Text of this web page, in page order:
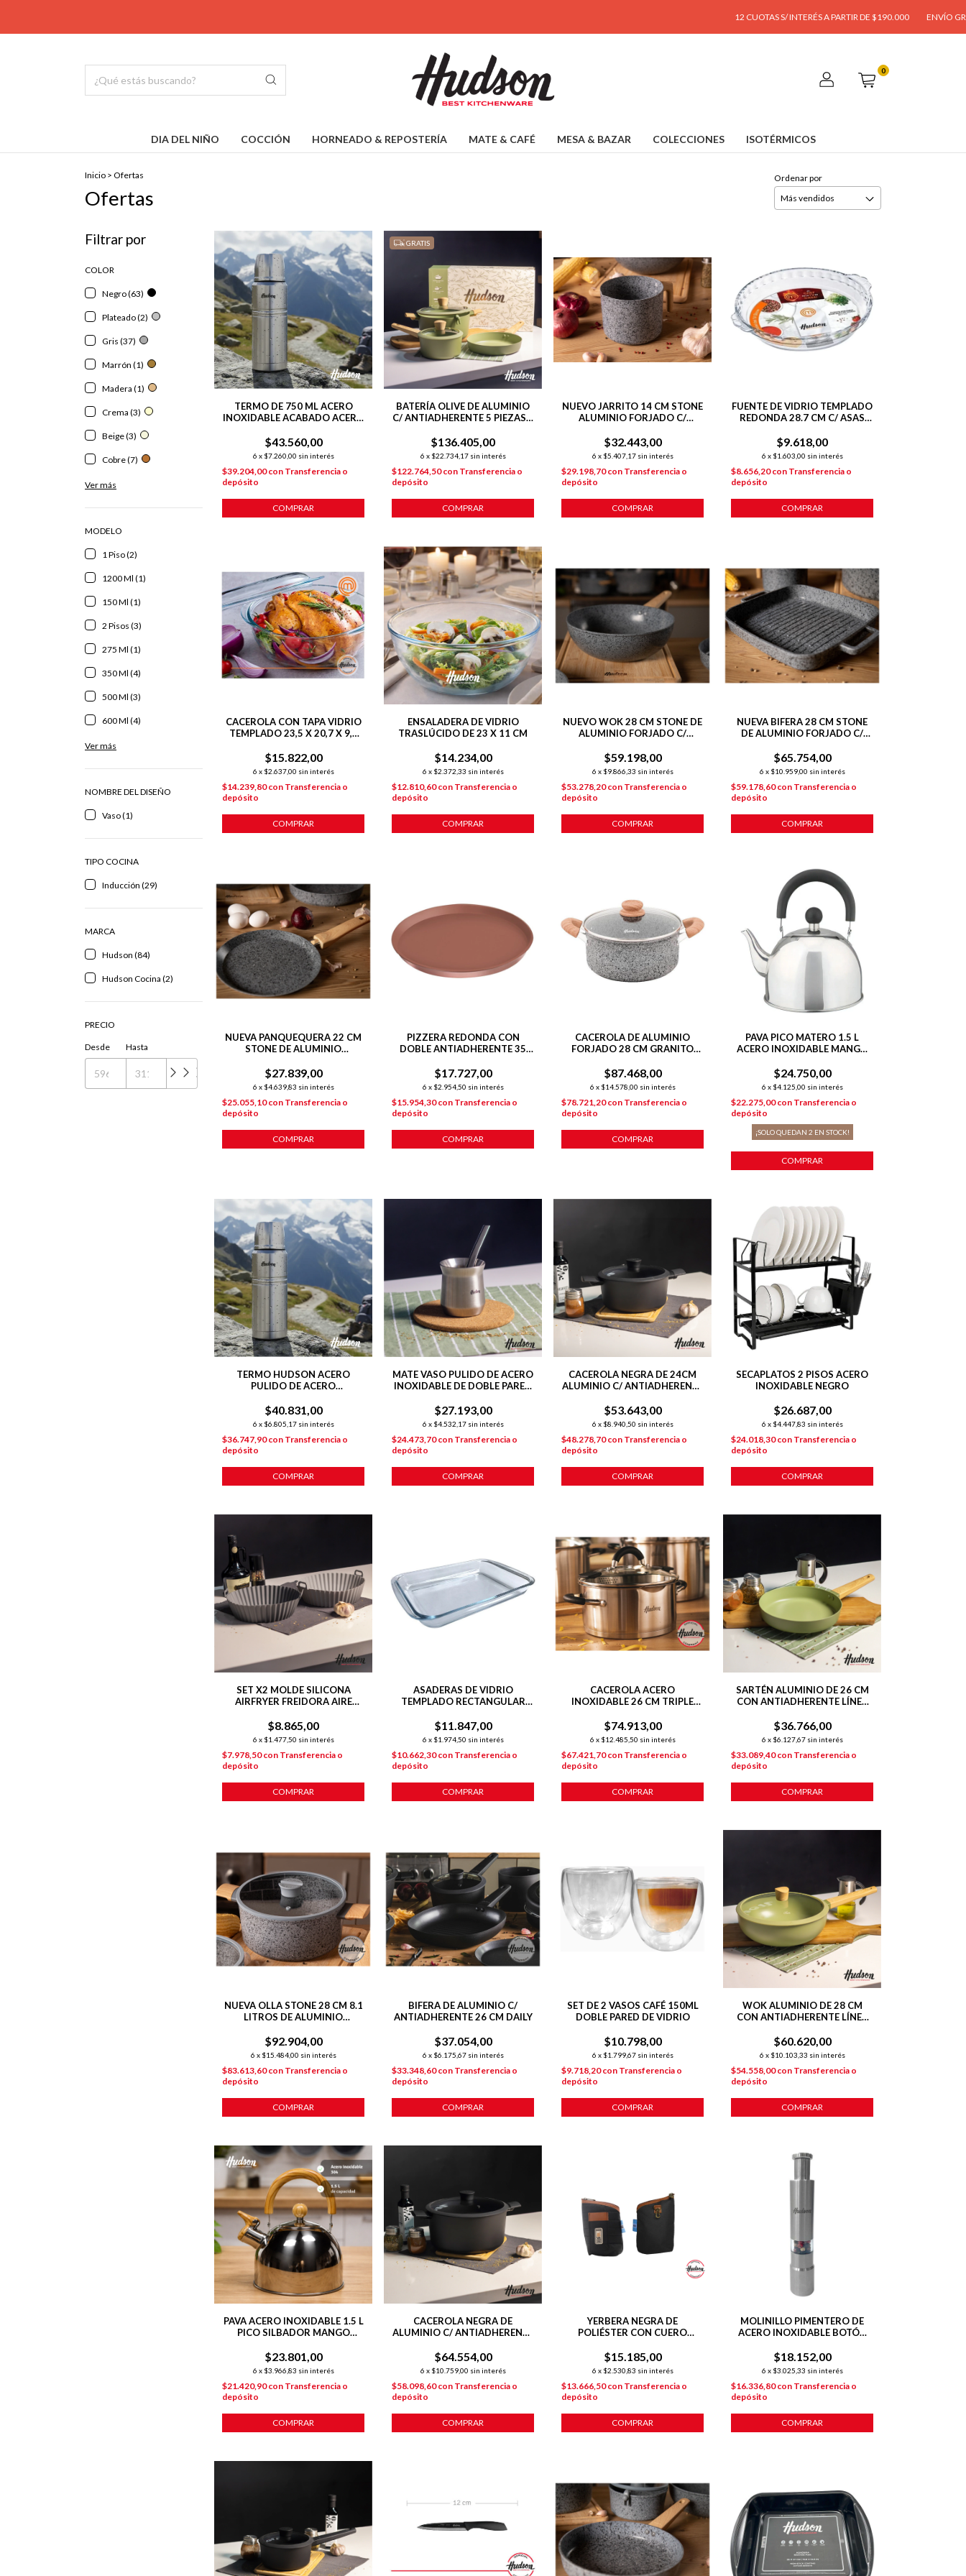
12 CUOTAS S/ INTERÉS A PARTIR DE $190.000 ENVÍO GRATIS A PARTIR DE
0
DIA DEL NIÑO COCCIÓN HORNEADO & REPOSTERÍA MATE & CAFÉ MESA & BAZAR COLECCIONES ISOTÉRMICOS
Inicio > Ofertas
Ofertas
Ordenar por
Filtrar por
COLOR
Negro (63)
Plateado (2)
Gris (37)
Marrón (1)
Madera (1)
Crema (3)
Beige (3)
Cobre (7)
Ver más
MODELO
1 Piso (2)
1200 Ml (1)
150 Ml (1)
2 Pisos (3)
275 Ml (1)
350 Ml (4)
500 Ml (3)
600 Ml (4)
Ver más
NOMBRE DEL DISEÑO
Vaso (1)
TIPO COCINA
Inducción (29)
MARCA
Hudson (84)
Hudson Cocina (2)
PRECIO
Desde Hasta
TERMO DE 750 ML ACERO
INOXIDABLE ACABADO ACERO
$43.560,00
6 x $7.260,00 sin interés
$39.204,00con Transferencia o
depósito
COMPRAR
GRATIS
BATERÍA OLIVE DE ALUMINIO
C/ ANTIADHERENTE 5 PIEZAS +
$136.405,00
6 x $22.734,17 sin interés
$122.764,50con Transferencia o
depósito
COMPRAR
NUEVO JARRITO 14 CM STONE
ALUMINIO FORJADO C/
INDUCCION
$32.443,00
6 x $5.407,17 sin interés
$29.198,70con Transferencia o
depósito
COMPRAR
FUENTE DE VIDRIO TEMPLADO
REDONDA 28.7 CM C/ ASAS
$9.618,00
6 x $1.603,00 sin interés
$8.656,20con Transferencia o
depósito
COMPRAR
CACEROLA CON TAPA VIDRIO
TEMPLADO 23,5 X 20,7 X 9,5
$15.822,00
6 x $2.637,00 sin interés
$14.239,80con Transferencia o
depósito
COMPRAR
ENSALADERA DE VIDRIO
TRASLÚCIDO DE 23 X 11 CM
$14.234,00
6 x $2.372,33 sin interés
$12.810,60con Transferencia o
depósito
COMPRAR
NUEVO WOK 28 CM STONE DE
ALUMINIO FORJADO C/
INDUCCIÓN
$59.198,00
6 x $9.866,33 sin interés
$53.278,20con Transferencia o
depósito
COMPRAR
NUEVA BIFERA 28 CM STONE
DE ALUMINIO FORJADO C/
INDUCCIÓN
$65.754,00
6 x $10.959,00 sin interés
$59.178,60con Transferencia o
depósito
COMPRAR
NUEVA PANQUEQUERA 22 CM
STONE DE ALUMINIO
P/ INDUCCIÓN
$27.839,00
6 x $4.639,83 sin interés
$25.055,10con Transferencia o
depósito
COMPRAR
PIZZERA REDONDA CON
DOBLE ANTIADHERENTE 35
$17.727,00
6 x $2.954,50 sin interés
$15.954,30con Transferencia o
depósito
COMPRAR
CACEROLA DE ALUMINIO
FORJADO 28 CM GRANITO
$87.468,00
6 x $14.578,00 sin interés
$78.721,20con Transferencia o
depósito
COMPRAR
PAVA PICO MATERO 1.5 L
ACERO INOXIDABLE MANGO
$24.750,00
6 x $4.125,00 sin interés
$22.275,00con Transferencia o
depósito
¡SOLO QUEDAN 2 EN STOCK!
COMPRAR
TERMO HUDSON ACERO
PULIDO DE ACERO
$40.831,00
6 x $6.805,17 sin interés
$36.747,90con Transferencia o
depósito
COMPRAR
MATE VASO PULIDO DE ACERO
INOXIDABLE DE DOBLE PARED
$27.193,00
6 x $4.532,17 sin interés
$24.473,70con Transferencia o
depósito
COMPRAR
CACEROLA NEGRA DE 24CM
ALUMINIO C/ ANTIADHERENTE
$53.643,00
6 x $8.940,50 sin interés
$48.278,70con Transferencia o
depósito
COMPRAR
SECAPLATOS 2 PISOS ACERO
INOXIDABLE NEGRO
$26.687,00
6 x $4.447,83 sin interés
$24.018,30con Transferencia o
depósito
COMPRAR
SET X2 MOLDE SILICONA
AIRFRYER FREIDORA AIRE
$8.865,00
6 x $1.477,50 sin interés
$7.978,50con Transferencia o
depósito
COMPRAR
ASADERAS DE VIDRIO
TEMPLADO RECTANGULAR
$11.847,00
6 x $1.974,50 sin interés
$10.662,30con Transferencia o
depósito
COMPRAR
CACEROLA ACERO
INOXIDABLE 26 CM TRIPLE
PLATEADO
$74.913,00
6 x $12.485,50 sin interés
$67.421,70con Transferencia o
depósito
COMPRAR
SARTÉN ALUMINIO DE 26 CM
CON ANTIADHERENTE LÍNEA
$36.766,00
6 x $6.127,67 sin interés
$33.089,40con Transferencia o
depósito
COMPRAR
NUEVA OLLA STONE 28 CM 8.1
LITROS DE ALUMINIO
$92.904,00
6 x $15.484,00 sin interés
$83.613,60con Transferencia o
depósito
COMPRAR
BIFERA DE ALUMINIO C/
ANTIADHERENTE 26 CM DAILY
$37.054,00
6 x $6.175,67 sin interés
$33.348,60con Transferencia o
depósito
COMPRAR
SET DE 2 VASOS CAFÉ 150ML
DOBLE PARED DE VIDRIO
$10.798,00
6 x $1.799,67 sin interés
$9.718,20con Transferencia o
depósito
COMPRAR
WOK ALUMINIO DE 28 CM
CON ANTIADHERENTE LÍNEA
$60.620,00
6 x $10.103,33 sin interés
$54.558,00con Transferencia o
depósito
COMPRAR
PAVA ACERO INOXIDABLE 1.5 L
PICO SILBADOR MANGO
$23.801,00
6 x $3.966,83 sin interés
$21.420,90con Transferencia o
depósito
COMPRAR
CACEROLA NEGRA DE
ALUMINIO C/ ANTIADHERENTE
$64.554,00
6 x $10.759,00 sin interés
$58.098,60con Transferencia o
depósito
COMPRAR
YERBERA NEGRA DE
POLIÉSTER CON CUERO
$15.185,00
6 x $2.530,83 sin interés
$13.666,50con Transferencia o
depósito
COMPRAR
MOLINILLO PIMENTERO DE
ACERO INOXIDABLE BOTÓN
$18.152,00
6 x $3.025,33 sin interés
$16.336,80con Transferencia o
depósito
COMPRAR